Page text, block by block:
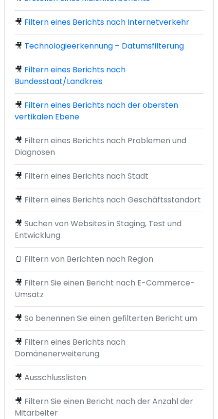
🎥 Filtern eines Berichts nach Internetverkehr
🎥 Technologieerkennung – Datumsfilterung
🎥 Filtern eines Berichts nach
Bundesstaat/Landkreis
🎥 Filtern eines Berichts nach der obersten
vertikalen Ebene
🎥 Filtern eines Berichts nach Problemen und
Diagnosen
🎥 Filtern eines Berichts nach Stadt
🎥 Filtern eines Berichts nach Geschäftsstandort
🎥 Suchen von Websites in Staging, Test und
Entwicklung
📄 Filtern von Berichten nach Region
🎥 Filtern Sie einen Bericht nach E-Commerce-
Umsatz
🎥 So benennen Sie einen gefilterten Bericht um
🎥 Filtern eines Berichts nach
Domänenerweiterung
🎥 Ausschlusslisten
🎥 Filtern Sie einen Bericht nach der Anzahl der
Mitarbeiter